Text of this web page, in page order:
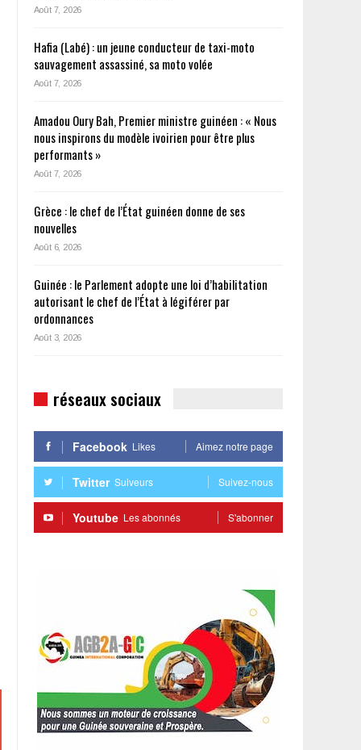
Août 7, 2026
Hafia (Labé) : un jeune conducteur de taxi-moto
sauvagement assassiné, sa moto volée
Août 7, 2026
Amadou Oury Bah, Premier ministre guinéen : « Nous
nous inspirons du modèle ivoirien pour être plus
performants »
Août 7, 2026
Grèce : le chef de l’État guinéen donne de ses
nouvelles
Août 6, 2026
Guinée : le Parlement adopte une loi d’habilitation
autorisant le chef de l’État à légiférer par
ordonnances
Août 3, 2026
réseaux sociaux
Facebook Likes Aimez notre page
Twitter Suiveurs Suivez-nous
Youtube Les abonnés S'abonner